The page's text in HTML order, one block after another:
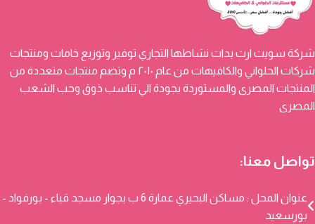
شركة سويت ارت بدات نشاطها التجاري توفير وتوزيع خامات ومنتجات
شركات الحلواني والكافيهات من عام ٢٠١٠ م وتضم منتجات متعددة من
المنتجات المصرى والمستوردة بجودة الي تناسب ذوق وحب الشعب
المصرى
تواصل معنا:
عنوان المحل : مساكن البحيري عمارة 6 ب بجوار مسجد قباء - بورفواد -
بورسعيد